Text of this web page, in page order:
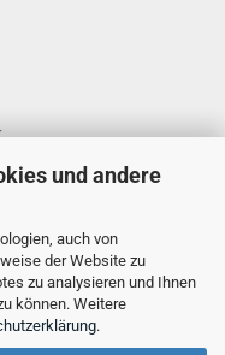
und andere
auch von
der Website zu
zu analysieren und Ihnen
können. Weitere
.